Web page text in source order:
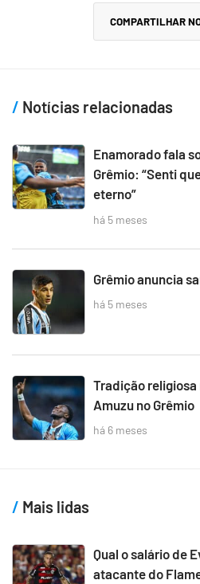
COMPARTILHAR
Notícias relacionadas
Enamorado fala
Grêmio: “Senti
eterno”
há 5 meses
Grêmio anuncia
há 5 meses
Tradição
Amuzu no Grêmio
há 6 meses
Mais lidas
Qual o salário de
atacante do